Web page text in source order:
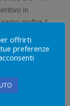
in
inoltre il
Tiberi. Vi
sarà rinviato
offrirti
preferenze